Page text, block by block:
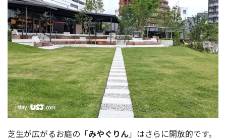
芝生が広がるお庭の「みやぐりん」はさらに開放的です。